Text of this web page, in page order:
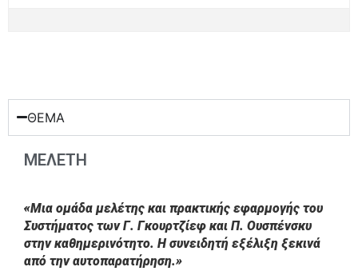
ΘΕΜΑ
ΜΕΛΕΤΗ
«Μια ομάδα μελέτης και πρακτικής εφαρμογής του
Συστήματος των Γ. Γκουρτζίεφ και Π. Ουσπένσκυ
στην καθημερινότητο. Η συνειδητή εξέλιξη ξεκινά
από την αυτοπαρατήρηση.»